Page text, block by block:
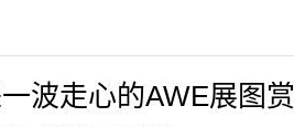
波走心的AWE展图赏